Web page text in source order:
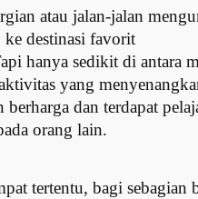
atau jalan-jalan
ke destinasi favorit
hanya sedikit di antara
yang
berharga dan terdapat
orang lain.
tertentu, bagi sebagian